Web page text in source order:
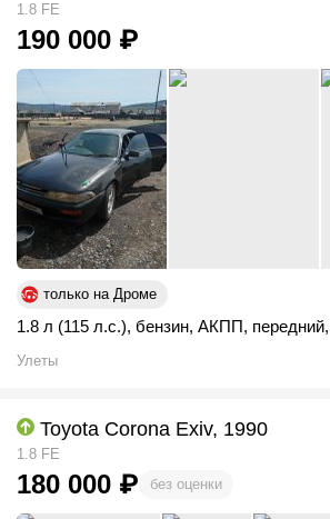
1.8 FE
190 000 ₽
только на Дроме
1.8 л (115 л.с.), бензин, АКПП, передний,
Улеты
Toyota Corona Exiv, 1990
1.8 FE
180 000 ₽ без оценки